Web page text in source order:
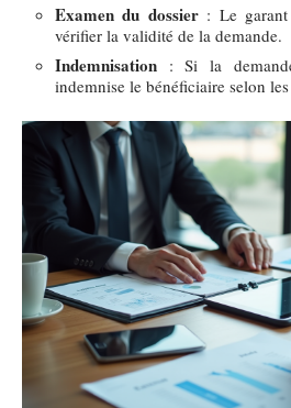
Examen du dossier: Le garant
vérifier la validité de la demande.
Indemnisation : Si la
indemnise le bénéficiaire selon